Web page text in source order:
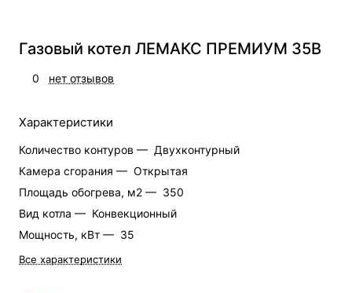
Газовый котел ЛЕМАКС ПРЕМИУМ 35В
0 нет отзывов
Характеристики
Количество контуров — Двухконтурный
Камера сгорания — Открытая
Площадь обогрева, м2 — 350
Вид котла — Конвекционный
Мощность, кВт — 35
Все характеристики